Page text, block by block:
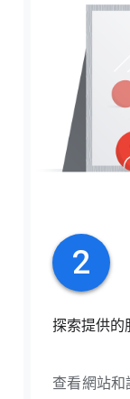
2
探索提供的
查看網站